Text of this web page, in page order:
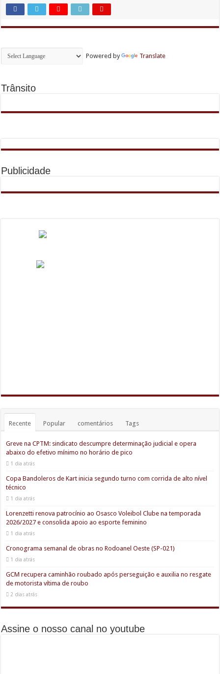
Powered by Translate
Trânsito
Publicidade
Recente Popular comentários Tags
Greve na CPTM: sindicato descumpre determinação judicial e opera
abaixo do efetivo mínimo no horário de pico
1 dia atrás
Copa Bandoleros de Kart inicia segundo turno com corrida de alto nível
técnico
1 dia atrás
Lorenzetti renova patrocínio ao Osasco Voleibol Clube na temporada
2026/2027 e consolida apoio ao esporte feminino
1 dia atrás
Cronograma semanal de obras no Rodoanel Oeste (SP-021)
1 dia atrás
GCM recupera caminhão roubado após perseguição e auxilia no resgate
de motorista vítima de roubo
2 dias atrás
Assine o nosso canal no youtube